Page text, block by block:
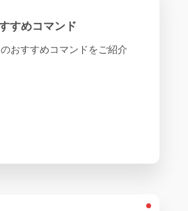
すめコマンド
おすすめコマンドをご紹介